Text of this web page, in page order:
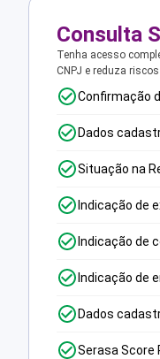
Consulta
Tenha acesso
CNPJ e reduza
Confirmação
Dados
Situação na
Indicação de
Indicação de
Indicação de
Dados
Serasa Score